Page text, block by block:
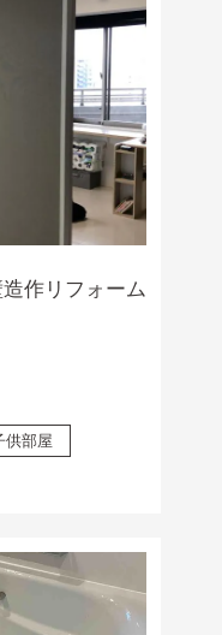
造作リフォーム
供部屋